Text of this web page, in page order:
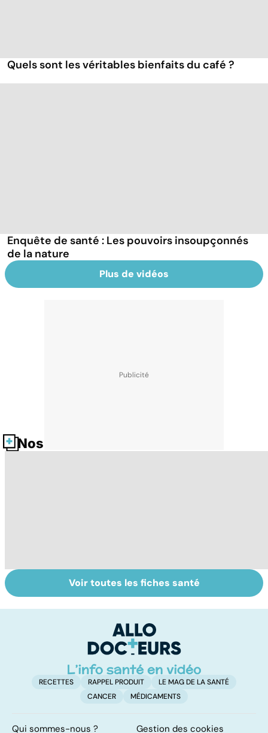
Quels sont les véritables bienfaits du café ?
Enquête de santé : Les pouvoirs insoupçonnés
de la nature
Plus de vidéos
Nos fiches santé
La voix et ses
mystères
Comment réagit
notre corps face
Voir toutes les fiches santé
RECETTES RAPPEL PRODUIT
LE MAG DE LA SANTÉ
CANCER
MÉDICAMENTS
Qui sommes-nous ? Gestion des cookies